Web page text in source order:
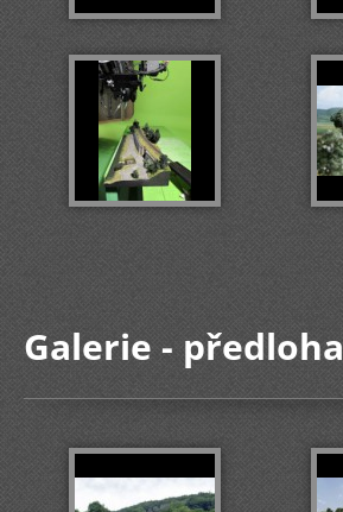
Galerie - předloha